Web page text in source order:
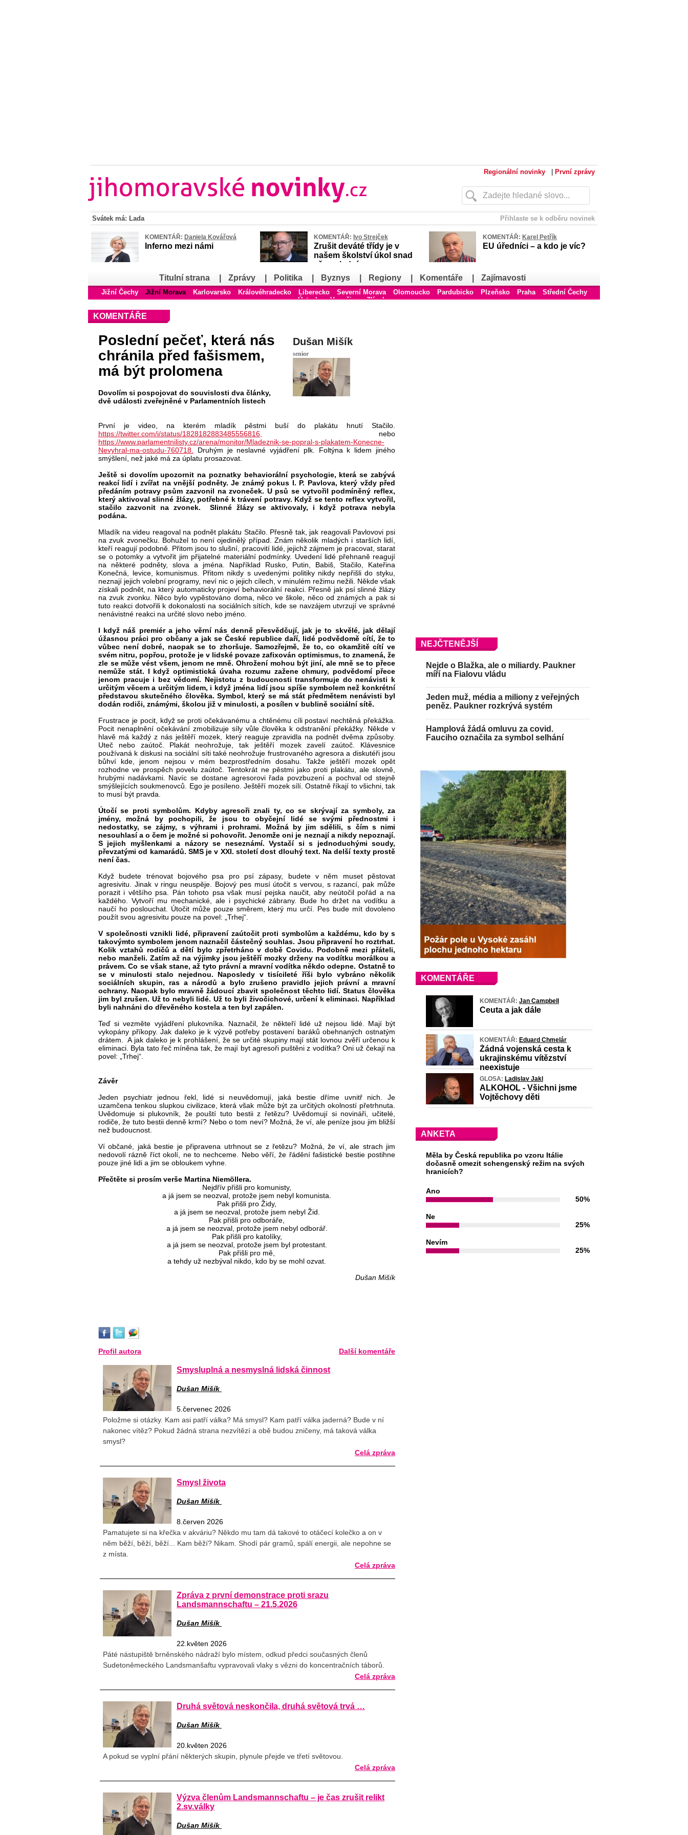
Regionální novinky První zprávy
Přihlaste se k odběru novinek
Svátek má: Lada
KOMENTÁŘ: Daniela Kovářová
Inferno mezi námi
KOMENTÁŘ: Ivo Strejček
Zrušit deváté třídy je v
našem školství úkol snad
až poslední
KOMENTÁŘ: Karel Petřík
EU úředníci – a kdo je víc?
Titulní strana Zprávy Politika Byznys Regiony Komentáře Zajímavosti
Jižní Čechy Jižní Morava Karlovarsko Královéhradecko Liberecko Severní Morava Olomoucko Pardubicko Plzeňsko Praha
Střední Čechy
Ústecko
Vysočina Zlínsko
KOMENTÁŘE
Dušan Mišík
senior
Poslední pečeť, která nás
chránila před fašismem,
má být prolomena
Dovolím si pospojovat do souvislosti dva články,
dvě události zveřejněné v Parlamentních listech
První je video, na kterém mladík pěstmi buší do plakátu hnutí Stačilo.
https://twitter.com/i/status/1828182883485556816,
nebo
https://www.parlamentnilisty.cz/arena/monitor/Mladeznik-se-popral-s-plakatem-Konecne-
Nevyhral-ma-ostudu-760718.
Druhým je neslavné vyjádření plk. Foltýna k lidem jiného
smýšlení, než jaké má za úplatu prosazovat.
Ještě si dovolím upozornit na poznatky behaviorální psychologie, která se zabývá
reakcí lidí i zvířat na vnější podněty. Je známý pokus I. P. Pavlova, který vždy před
předáním potravy psům zazvonil na zvoneček. U psů se vytvořil podmíněný reflex,
který aktivoval slinné žlázy, potřebné k trávení potravy. Když se tento reflex vytvořil,
stačilo zazvonit na zvonek. Slinné žlázy se aktivovaly, i když potrava nebyla
podána.
Mladík na videu reagoval na podnět plakátu Stačilo. Přesně tak, jak reagovali Pavlovovi psi
na zvuk zvonečku. Bohužel to není ojedinělý případ. Znám několik mladých i starších lidí,
kteří reagují podobně. Přitom jsou to slušní, pracovití lidé, jejichž zájmem je pracovat, starat
se o potomky a vytvořit jim přijatelné materiální podmínky. Uvedení lidé přehnaně reagují
na některé podněty, slova a jména. Například Rusko, Putin, Babiš, Stačilo, Kateřina
Konečná, levice, komunismus. Přitom nikdy s uvedenými politiky nikdy nepřišli do styku,
neznají jejich volební programy, neví nic o jejich cílech, v minulém režimu nežili. Někde však
získali podnět, na který automaticky projeví behaviorální reakci. Přesně jak psí slinné žlázy
na zvuk zvonku. Něco bylo vypěstováno doma, něco ve škole, něco od známých a pak si
tuto reakci dotvořili k dokonalosti na sociálních sítích, kde se navzájem utvrzují ve správné
nenávistné reakci na určité slovo nebo jméno.
I když náš premiér a jeho věrní nás denně přesvědčují, jak je to skvělé, jak dělají
úžasnou práci pro občany a jak se České republice daří, lidé podvědomě cítí, že to
vůbec není dobré, naopak se to zhoršuje. Samozřejmě, že to, co okamžitě cítí ve
svém nitru, popřou, protože je v lidské povaze zafixován optimismus, to znamená, že
zle se může vést všem, jenom ne mně. Ohrožení mohou být jiní, ale mně se to přece
nemůže stát. I když optimistická úvaha rozumu zažene chmury, podvědomí přece
jenom pracuje i bez vědomí. Nejistotu z budoucnosti transformuje do nenávisti k
určitým věcem a určitým lidem, i když jména lidí jsou spíše symbolem než konkrétní
představou skutečného člověka. Symbol, který se má stát předmětem nenávisti byl
dodán rodiči, známými, školou již v minulosti, a posílen v bublině sociální sítě.
Frustrace je pocit, když se proti očekávanému a chtěnému cíli postaví nechtěná překážka.
Pocit nenaplnění očekávání zmobilizuje síly vůle člověka k odstranění překážky. Někde v
hlavě má každý z nás ještěří mozek, který reaguje zpravidla na podnět dvěma způsoby.
Uteč nebo zaútoč. Plakát neohrožuje, tak ještěří mozek zavelí zaútoč. Klávesnice
používaná k diskusi na sociální síti také neohrožuje frustrovaného agresora a diskutéři jsou
bůhví kde, jenom nejsou v mém bezprostředním dosahu. Takže ještěří mozek opět
rozhodne ve prospěch povelu zaútoč. Tentokrát ne pěstmi jako proti plakátu, ale slovně,
hrubými nadávkami. Navíc se dostane agresorovi řada povzbuzení a pochval od stejně
smýšlejících soukmenovců. Ego je posíleno. Ještěří mozek sílí. Ostatně říkají to všichni, tak
to musí být pravda.
Útočí se proti symbolům. Kdyby agresoři znali ty, co se skrývají za symboly, za
jmény, možná by pochopili, že jsou to obyčejní lidé se svými přednostmi i
nedostatky, se zájmy, s výhrami i prohrami. Možná by jim sdělili, s čím s nimi
nesouhlasí a o čem je možné si pohovořit. Jenomže oni je neznají a nikdy nepoznají.
S jejich myšlenkami a názory se neseznámí. Vystačí si s jednoduchými soudy,
převzatými od kamarádů. SMS je v XXI. století dost dlouhý text. Na delší texty prostě
není čas.
Když budete trénovat bojového psa pro psí zápasy, budete v něm muset pěstovat
agresivitu. Jinak v ringu neuspěje. Bojový pes musí útočit s vervou, s razancí, pak může
porazit i většího psa. Pán tohoto psa však musí pejska naučit, aby neútočil pořád a na
každého. Vytvoří mu mechanické, ale i psychické zábrany. Bude ho držet na vodítku a
naučí ho poslouchat. Útočit může pouze směrem, který mu určí. Pes bude mít dovoleno
použít svou agresivitu pouze na povel: „Trhej“.
V společnosti vznikli lidé, připravení zaútočit proti symbolům a každému, kdo by s
takovýmto symbolem jenom naznačil částečný souhlas. Jsou připravení ho roztrhat.
Kolik vztahů rodičů a dětí bylo zpřetrháno v době Covidu. Podobně mezi přáteli,
nebo manželi. Zatím až na výjimky jsou ještěří mozky drženy na vodítku morálkou a
právem. Co se však stane, až tyto právní a mravní vodítka někdo odepne. Ostatně to
se v minulosti stalo nejednou. Naposledy v tisícileté říši bylo vybráno několik
sociálních skupin, ras a národů a bylo zrušeno pravidlo jejich právní a mravní
ochrany. Naopak bylo mravně žádoucí zbavit společnost těchto lidí. Status člověka
jim byl zrušen. Už to nebyli lidé. Už to byli živočichové, určení k eliminaci. Například
byli nahnáni do dřevěného kostela a ten byl zapálen.
Teď si vezměte vyjádření plukovníka. Naznačil, že někteří lidé už nejsou lidé. Mají být
vykopány příkopy. Jak daleko je k výzvě potřeby postavení baráků obehnaných ostnatým
drátem. A jak daleko je k prohlášení, že se určité skupiny mají stát lovnou zvěří určenou k
eliminaci. Byla tato řeč míněna tak, že mají byt agresoři puštěni z vodítka? Oni už čekají na
povel: „Trhej“.
Závěr
Jeden psychiatr jednou řekl, lidé si neuvědomují, jaká bestie dříme uvnitř nich. Je
uzamčena tenkou slupkou civilizace, která však může být za určitých okolností přetrhnuta.
Uvědomuje si plukovník, že pouští tuto bestii z řetězu? Uvědomují si novináři, učitelé,
rodiče, že tuto bestii denně krmí? Nebo o tom neví? Možná, že ví, ale peníze jsou jim bližší
než budoucnost.
Ví občané, jaká bestie je připravena utrhnout se z řetězu? Možná, že ví, ale strach jim
nedovolí rázně říct okolí, ne to nechceme. Nebo věří, že řádění fašistické bestie postihne
pouze jiné lidi a jim se obloukem vyhne.
Přečtěte si prosím verše Martina Niemöllera.
Nejdřív přišli pro komunisty,
a já jsem se neozval, protože jsem nebyl komunista.
Pak přišli pro Židy,
a já jsem se neozval, protože jsem nebyl Žid.
Pak přišli pro odboráře,
a já jsem se neozval, protože jsem nebyl odborář.
Pak přišli pro katolíky,
a já jsem se neozval, protože jsem byl protestant.
Pak přišli pro mě,
a tehdy už nezbýval nikdo, kdo by se mohl ozvat.
Dušan Mišík
Profil autora Další komentáře
Smysluplná a nesmyslná lidská činnost
Dušan Mišík
5.červenec 2026
Položme si otázky. Kam asi patří válka? Má smysl? Kam patří válka jaderná? Bude v ní
nakonec vítěz? Pokud žádná strana nezvítězí a obě budou zničeny, má taková válka
smysl?
Celá zpráva
Smysl života
Dušan Mišík
8.červen 2026
Pamatujete si na křečka v akváriu? Někdo mu tam dá takové to otáčecí kolečko a on v
něm běží, běží, běží... Kam běží? Nikam. Shodí pár gramů, spálí energii, ale nepohne se
z místa.
Celá zpráva
Zpráva z první demonstrace proti srazu
Landsmannschaftu – 21.5.2026
Dušan Mišík
22.květen 2026
Páté nástupiště brněnského nádraží bylo místem, odkud předci současných členů
Sudetoněmeckého Landsmanšaftu vypravovali vlaky s vězni do koncentračních táborů.
Celá zpráva
Druhá světová neskončila, druhá světová trvá …
Dušan Mišík
20.květen 2026
A pokud se vyplní přání některých skupin, plynule přejde ve třetí světovou.
Celá zpráva
Výzva členům Landsmannschaftu – je čas zrušit relikt
2.sv.války
Dušan Mišík
NEJČTENĚJŠÍ
Nejde o Blažka, ale o miliardy. Paukner
míří na Fialovu vládu
Jeden muž, média a miliony z veřejných
peněz. Paukner rozkrývá systém
Hamplová žádá omluvu za covid.
Fauciho označila za symbol selhání
KOMENTÁŘE
KOMENTÁŘ: Jan Campbell
Ceuta a jak dále
KOMENTÁŘ: Eduard Chmelár
Žádná vojenská cesta k
ukrajinskému vítězství
neexistuje
GLOSA: Ladislav Jakl
ALKOHOL - Všichni jsme
Vojtěchovy děti
ANKETA
Měla by Česká republika po vzoru Itálie
dočasně omezit schengenský režim na svých
hranicích?
Ano
50%
Ne
25%
Nevím
25%